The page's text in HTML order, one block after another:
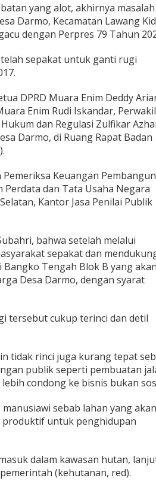
yang alot, akhirnya masalah
Darmo, Kecamatan Lawang
dengan Perpres 79 Tahun
sepakat untuk ganti rugi
DPRD Muara Enim Deddy
Enim Rudi Iskandar,
dan Regulasi Zulfikar
Darmo, di Ruang Rapat Badan
Keuangan
Perdata dan Tata Usaha Negara
Kantor Jasa Penilai Publik
bahwa setelah melalui
sepakat dan
Bangko Tengah Blok B yang akan
Desa Darmo, dengan syarat
tersebut cukup terinci dan detil
tidak rinci juga kurang tepat
publik seperti pembuatan
condong ke bisnis bukan
sebab lahan yang akan
produktif untuk penghidupan
dalam kawasan hutan,
(kehutanan, red).